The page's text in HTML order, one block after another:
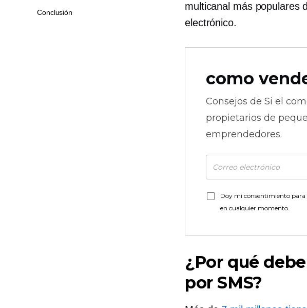
multicanal más populares
electrónico.
como
Consejos de Si el
propietarios de
emprendedores.
Doy mi consentimiento para
en cualquier momento.
¿Por qué
por SMS?
Conclusión